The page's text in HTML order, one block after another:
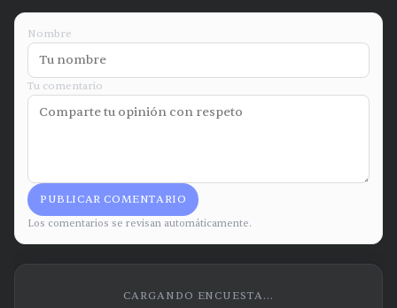
Nombre
Tu comentario
PUBLICAR COMENTARIO
Los comentarios se revisan automáticamente.
CARGANDO ENCUESTA...